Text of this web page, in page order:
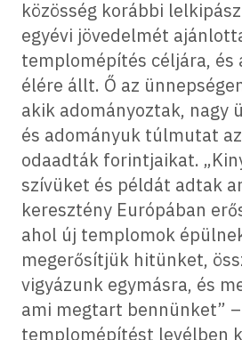
közösség korábbi
egyévi jövedelmét
templomépítés céljára, és
élére állt. Ő az
akik adományoztak, nagy
és adományuk túlmutat
odaadták forintjaikat.
szívüket és példát adtak
keresztény Európában
ahol új templomok
megerősítjük hitünket,
vigyázunk egymásra, és
ami megtart bennünket”
templomépítést levélben